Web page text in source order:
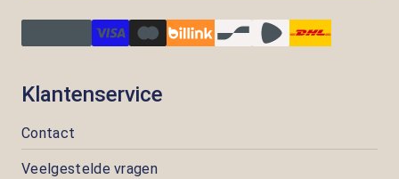
Klantenservice
Contact
Veelgestelde vragen